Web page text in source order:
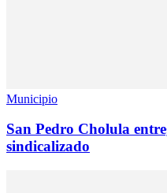
Municipio
San Pedro Cholula
sindicalizado